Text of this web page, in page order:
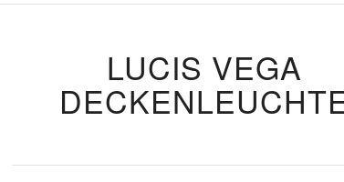
LUCIS VEGA